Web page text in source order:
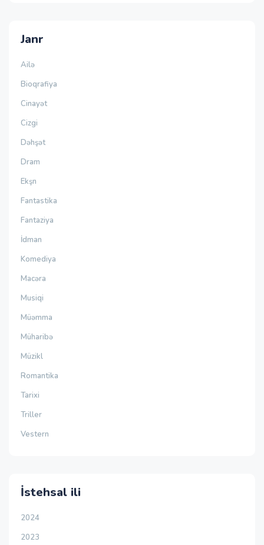
Janr
Ailə
Bioqrafiya
Cinayət
Cizgi
Dəhşət
Dram
Ekşn
Fantastika
Fantaziya
İdman
Komediya
Macəra
Musiqi
Müəmma
Müharibə
Müzikl
Romantika
Tarixi
Triller
Vestern
İstehsal ili
2024
2023